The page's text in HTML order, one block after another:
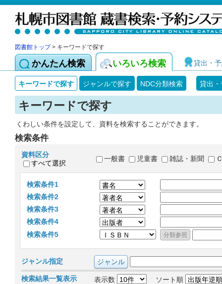
図書館トップ> キーワードで探す
かんたん検索 いろいろ検索 貸出・
キーワードで探す ジャンルで探す NDC分類検索 貸出
キーワードで探す
くわしい条件を設定して、資料を検索することができます。
検索条件
資料区分
すべて選択
一般書 児童書 雑誌・新聞
検索条件1
検索条件2
検索条件3
検索条件4
検索条件5
ジャンル指定
検索結果一覧表示 表示数 ソート順